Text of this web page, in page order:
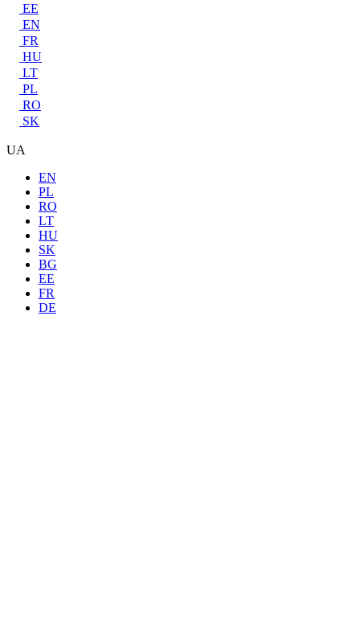
EE
EN
FR
HU
LT
PL
RO
SK
UA
EN
PL
RO
LT
HU
SK
BG
EE
FR
DE